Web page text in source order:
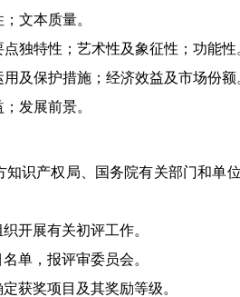
文本质量。
特性；艺术性及象征性；功能性
保护措施；经济效益及市场份额
发展前景。
产权局、国务院有关部门和单
开展有关初评工作。
单，报评审委员会。
奖项目及其奖励等级。